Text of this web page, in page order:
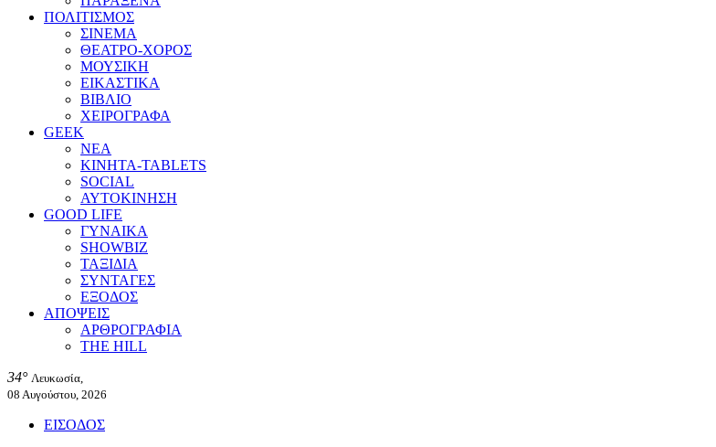
ΠΟΛΙΤΙΣΜΟΣ
ΣΙΝΕΜΑ
ΘΕΑΤΡΟ-ΧΟΡΟΣ
ΜΟΥΣΙΚΗ
ΕΙΚΑΣΤΙΚΑ
ΒΙΒΛΙΟ
ΧΕΙΡΟΓΡΑΦΑ
GEEK
ΝΕΑ
ΚΙΝΗΤΑ-TABLETS
SOCIAL
ΑΥΤΟΚΙΝΗΣΗ
GOOD LIFE
ΓΥΝΑΙΚΑ
SHOWBIZ
ΤΑΞΙΔΙΑ
ΣΥΝΤΑΓΕΣ
ΕΞΟΔΟΣ
ΑΠΟΨΕΙΣ
ΑΡΘΡΟΓΡΑΦΙΑ
THE HILL
34° Λευκωσία,
08 Αυγούστου, 2026
ΕΙΣΟΔΟΣ